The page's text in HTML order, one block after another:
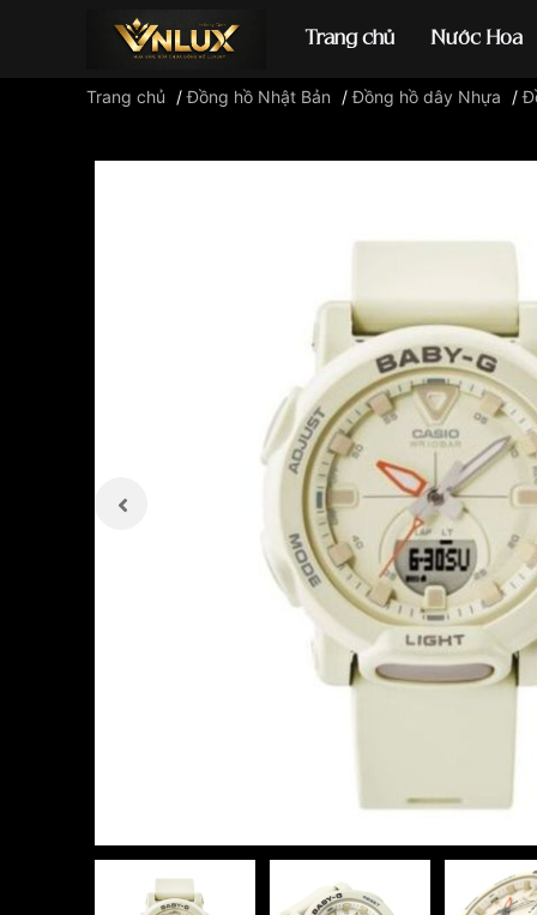
Trang chủ Nước Hoa
Đồng hồ casio
Trang chủ /Đồng hồ Nhật Bản /Đồng hồ dây Nhựa /